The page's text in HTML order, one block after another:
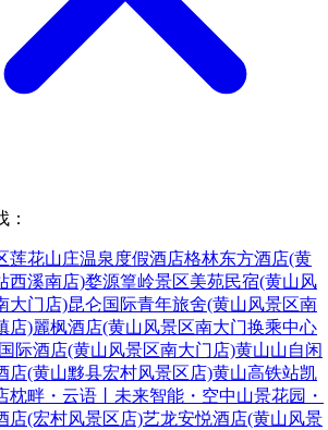
：
莲花山庄温泉度假酒店格林东方酒店(黄
西溪南店)婺源篁岭景区美苑民宿(黄山风
大门店)昆仑国际青年旅舍(黄山风景区南
店)麗枫酒店(黄山风景区南大门换乘中心
际酒店(黄山风景区南大门店)黄山山自闲
店(黄山黟县宏村风景区店)黄山高铁站凯
枕畔・云语丨未来智能・空中山景花园・
店(宏村风景区店)艺龙安悦酒店(黄山风景